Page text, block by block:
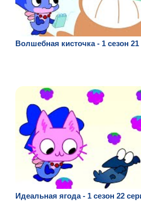
Волшебная кисточка - 1 сезон 21
Идеальная ягода - 1 сезон 22